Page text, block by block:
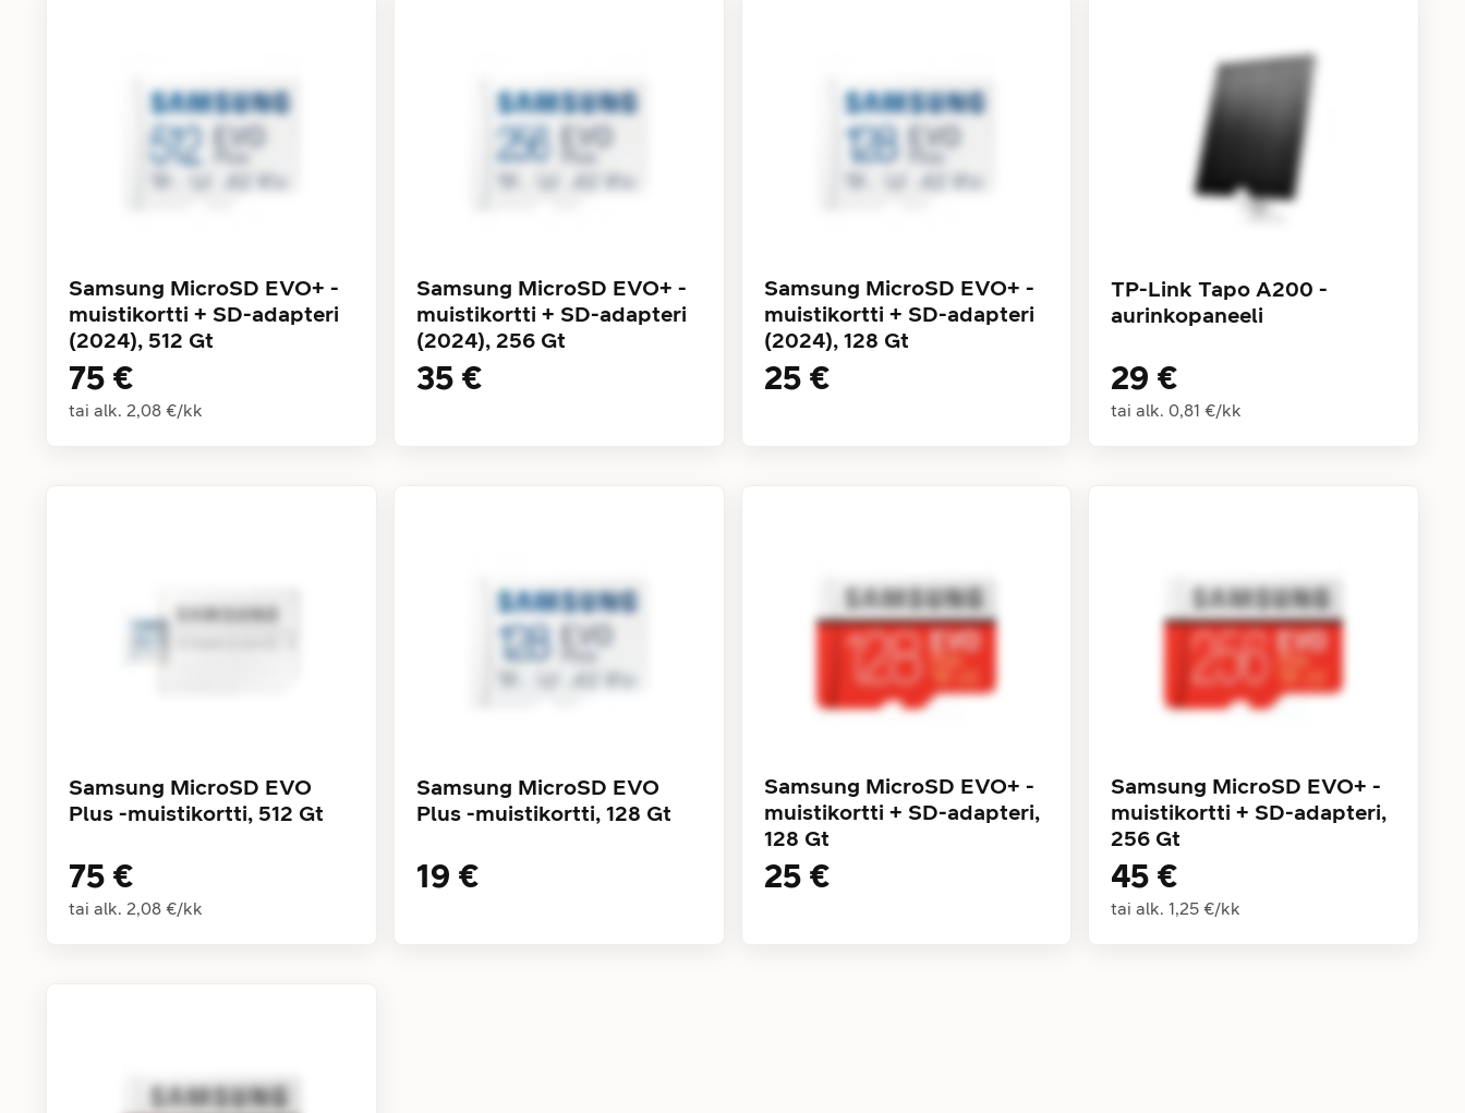
Samsung MicroSD EVO+ -
muistikortti + SD-adapteri
(2024), 512 Gt
75 €
tai alk. 2,08 €/kk
Samsung MicroSD EVO+ -
muistikortti + SD-adapteri
(2024), 256 Gt
35 €
Samsung MicroSD EVO+ -
muistikortti + SD-adapteri
(2024), 128 Gt
25 €
TP-Link Tapo A200 -
aurinkopaneeli
29 €
tai alk. 0,81 €/kk
Samsung MicroSD EVO
Plus -muistikortti, 512 Gt
75 €
tai alk. 2,08 €/kk
Samsung MicroSD EVO
Plus -muistikortti, 128 Gt
19 €
Samsung MicroSD EVO+ -
muistikortti + SD-adapteri,
128 Gt
25 €
Samsung MicroSD EVO+ -
muistikortti + SD-adapteri,
256 Gt
45 €
tai alk. 1,25 €/kk